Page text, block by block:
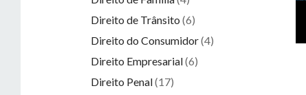
Direito de Trânsito (6)
Direito do Consumidor(4)
Direito Empresarial(6)
Direito Penal(17)